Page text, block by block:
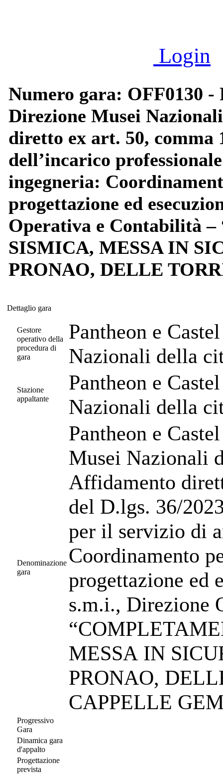
Login
Numero gara: OFF0130 -
Direzione Musei
diretto ex art. 50, comma
dell’incarico
ingegneria:
progettazione ed
Operativa e Contabilità
SISMICA, MESSA IN
PRONAO, DELLE
Dettaglio gara
Gestore
operativo della
procedura di
gara
Pantheon e
Nazionali della
Stazione
appaltante
Pantheon e
Nazionali della
Denominazione
gara
Pantheon e
Musei Nazionali
Affidamento
del D.lgs. 36/
per il servizio di
Coordinamento
progettazione ed
s.m.i., Direzione
MESSA IN
PRONAO,
CAPPELLE
Progressivo
Gara
Dinamica gara
d'appalto
Progettazione
prevista